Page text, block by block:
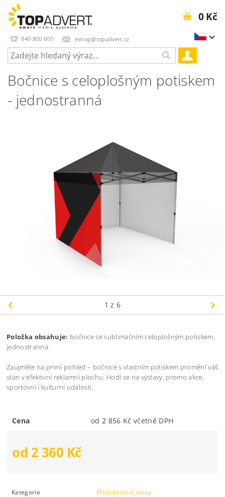
840 800 600 eshop@topadvert.cz
0 Kč
Bočnice s celoplošným potiskem
- jednostranná
1 z 6
Položka obsahuje: bočnice se sublimačním celoplošným potiskem,
jednostranná.
Zaujměte na první pohled – bočnice s vlastním potiskem promění váš
stan v efektivní reklamní plochu. Hodí se na výstavy, promo akce,
sportovní i kulturní události.
Cena od 2 856 Kč včetně DPH
od 2 360 Kč
Kategorie Příslušenství stany